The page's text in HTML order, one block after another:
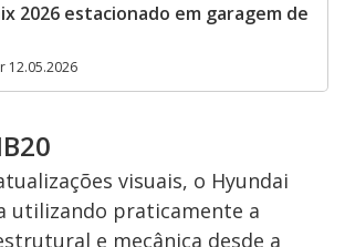
2026 estacionado em garagem de
12.05.2026
visuais, o Hyundai
utilizando praticamente a
e mecânica desde a